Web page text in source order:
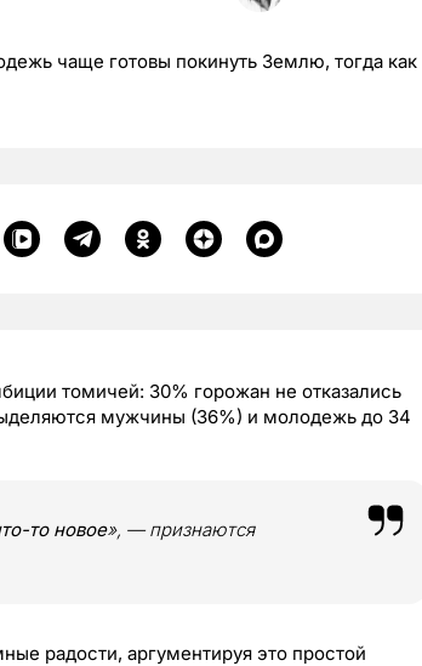
чаще готовы покинуть Землю, тогда как
томичей: 30% горожан не отказались
мужчины (36%) и молодежь до 34
то новое», — признаются
радости, аргументируя это простой